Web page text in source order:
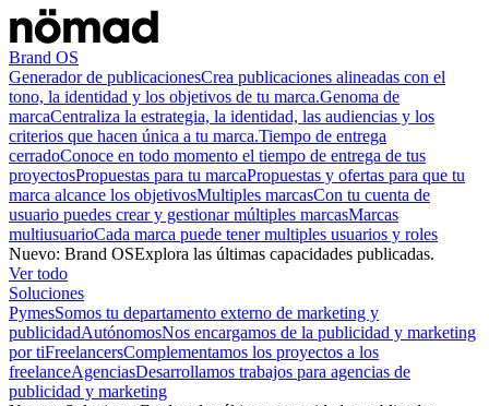
Brand OS
Generador de publicacionesCrea publicaciones alineadas con el
tono, la identidad y los objetivos de tu marca.Genoma de
marcaCentraliza la estrategia, la identidad, las audiencias y los
criterios que hacen única a tu marca.Tiempo de entrega
cerradoConoce en todo momento el tiempo de entrega de tus
proyectosPropuestas para tu marcaPropuestas y ofertas para que tu
marca alcance los objetivosMultiples marcasCon tu cuenta de
usuario puedes crear y gestionar múltiples marcasMarcas
multiusuarioCada marca puede tener multiples usuarios y roles
Nuevo: Brand OSExplora las últimas capacidades publicadas.
Ver todo
Soluciones
PymesSomos tu departamento externo de marketing y
publicidadAutónomosNos encargamos de la publicidad y marketing
por tiFreelancersComplementamos los proyectos a los
freelanceAgenciasDesarrollamos trabajos para agencias de
publicidad y marketing